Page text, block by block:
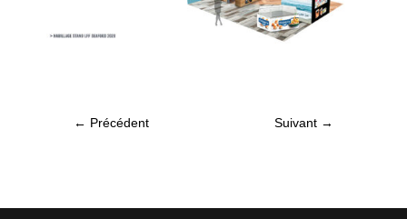
← Précédent Suivant →